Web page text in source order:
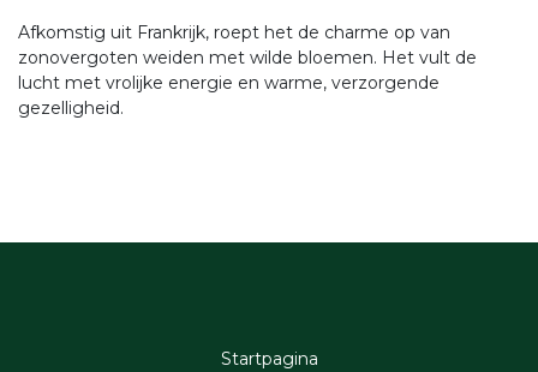
Afkomstig uit Frankrijk, roept het de charme op van
zonovergoten weiden met wilde bloemen. Het vult de
lucht met vrolijke energie en warme, verzorgende
gezelligheid.
Startpagina